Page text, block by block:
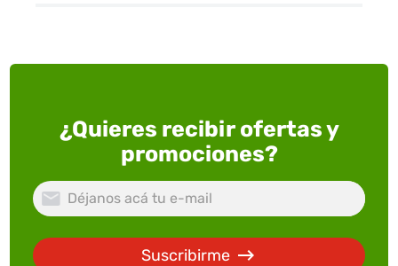
¿Quieres recibir ofertas y
promociones?
Suscribirme